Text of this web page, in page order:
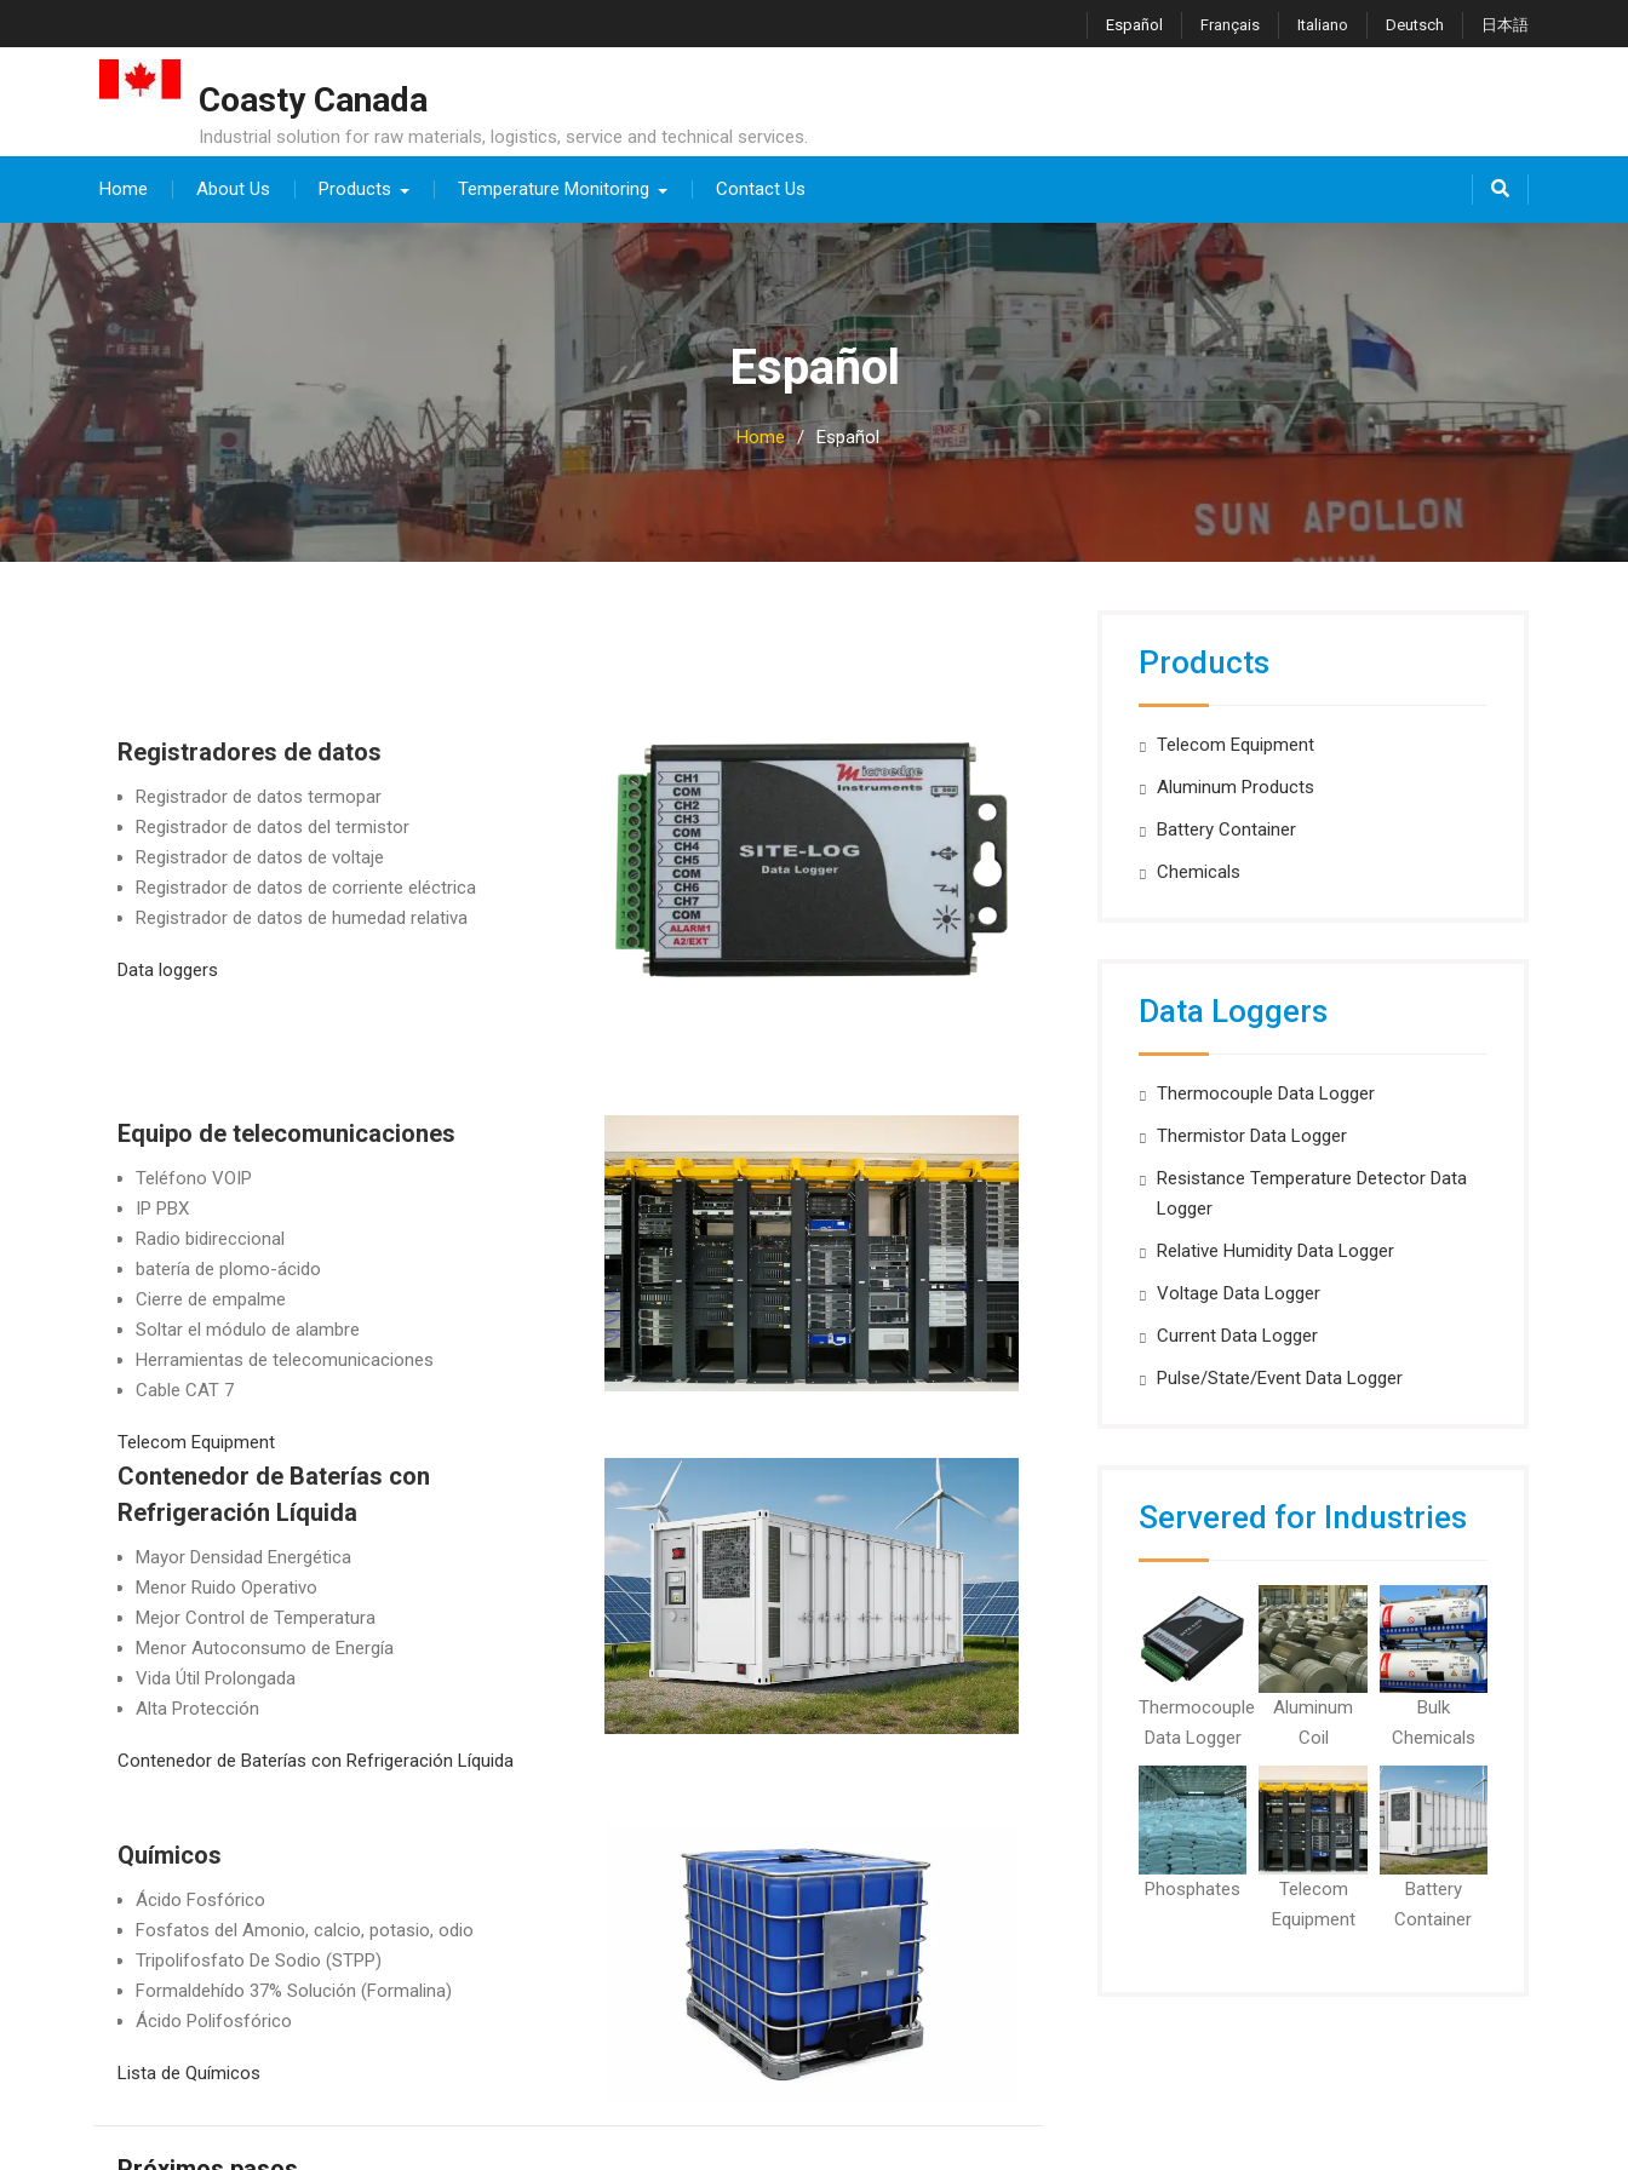
to
Español Français Italiano Deutsch 日本語
Coasty Canada
Industrial solution for raw materials, logistics, service and technical services.
Home About Us Products Temperature Monitoring Contact Us
Español
Home Español
Registradores de datos
Registrador de datos termopar
Registrador de datos del termistor
Registrador de datos de voltaje
Registrador de datos de corriente eléctrica
Registrador de datos de humedad relativa
Data loggers
Equipo de telecomunicaciones
Teléfono VOIP
IP PBX
Radio bidireccional
batería de plomo-ácido
Cierre de empalme
Soltar el módulo de alambre
Herramientas de telecomunicaciones
Cable CAT 7
Telecom Equipment
Contenedor de Baterías con
Refrigeración Líquida
Mayor Densidad Energética
Menor Ruido Operativo
Mejor Control de Temperatura
Menor Autoconsumo de Energía
Vida Útil Prolongada
Alta Protección
Contenedor de Baterías con Refrigeración Líquida
Químicos
Ácido Fosfórico
Fosfatos del Amonio, calcio, potasio, odio
Tripolifosfato De Sodio (STPP)
Formaldehído 37% Solución (Formalina)
Ácido Polifosfórico
Lista de Químicos
Products
Telecom Equipment
Aluminum Products
Battery Container
Chemicals
Data Loggers
Thermocouple Data Logger
Thermistor Data Logger
Resistance Temperature Detector Data
Logger
Relative Humidity Data Logger
Voltage Data Logger
Current Data Logger
Pulse/State/Event Data Logger
Servered for Industries
Thermocouple
Data Logger
Aluminum
Coil
Bulk
Chemicals
Phosphates
Telecom
Equipment
Battery
Container